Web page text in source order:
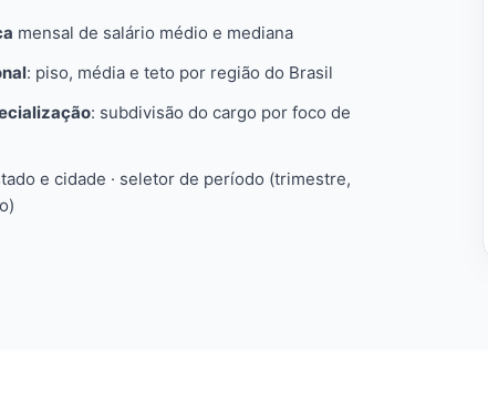
mensal de salário médio e mediana
: piso, média e teto por região do Brasil
: subdivisão do cargo por foco de
e cidade · seletor de período (trimestre,